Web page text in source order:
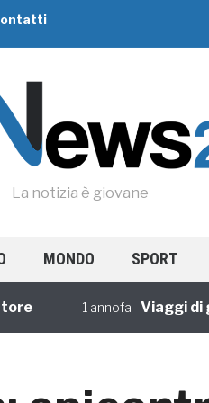
La notizia è giovane
MONDO SPORT
1 annofa Viaggi di